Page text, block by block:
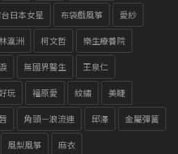
日本女星 布袋戲風箏 愛紗
瀛洲 柯文哲 樂生療養院
無國界醫生 王泉仁
玩 福原愛 紋繡 美睫
角頭－浪流連 邱澤 金屬彈簧
風梨風箏 麻衣